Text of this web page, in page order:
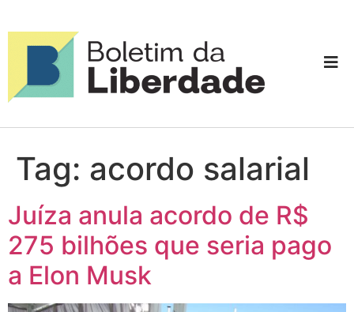
Tag: acordo salarial
Juíza anula acordo de R$
275 bilhões que seria pago
a Elon Musk